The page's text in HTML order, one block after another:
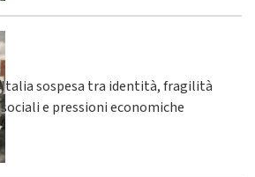
Italia sospesa tra identità, fragilità
sociali e pressioni economiche